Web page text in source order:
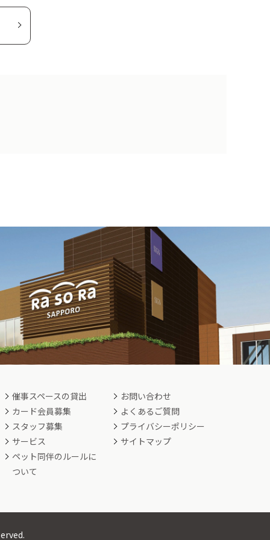
催事スペースの貸出
カード会員募集
スタッフ募集
サービス
ペット同伴のルールに
ついて
お問い合わせ
よくあるご質問
プライバシーポリシー
サイトマップ